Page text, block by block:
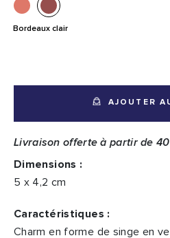
Bordeaux clair
AJOUTER
Livraison offerte à partir de
Dimensions :
5 x 4,2 cm
Caractéristiques :
Charm en forme de singe en